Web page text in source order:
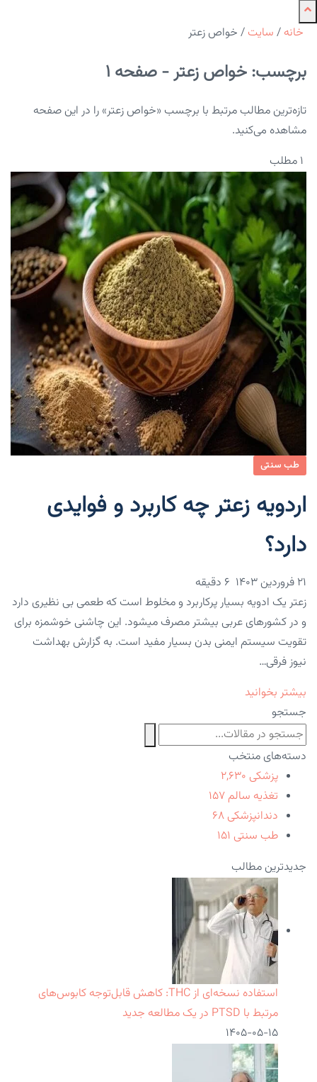
خانه / سایت / خواص زعتر
برچسب: خواص زعتر - صفحه 1
تازه‌ترین مطالب مرتبط با برچسب «خواص زعتر» را در این صفحه
مشاهده می‌کنید.
۱ مطلب
طب سنتی
اردویه زعتر چه کاربرد و فوایدی
دارد؟
۲۱ فروردین ۱۴۰۳
زعتر یک ادویه بسیار پرکاربرد و مخلوط است که طعمی بی نظیری دارد
و در کشورهای عربی بیشتر مصرف میشود. این چاشنی خوشمزه برای
تقویت سیستم ایمنی بدن بسیار مفید است. به گزارش بهداشت
نیوز فرقی…
بیشتر بخوانید
جستجو
دسته‌های منتخب
پزشکی ۲,۶۳۰
تغذیه سالم ۱۵۷
دندانپزشکی ۶۸
طب سنتی ۱۵۱
جدیدترین مطالب
استفاده نسخه‌ای از THC: کاهش قابل‌توجه کابوس‌های
مرتبط با PTSD در یک مطالعه جدید
۱۴۰۵-۰۵-۱۵